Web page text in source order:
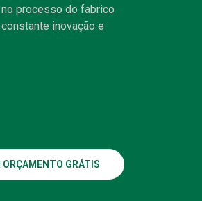
processo do fabrico
inovação e
ORÇAMENTO GRÁTIS